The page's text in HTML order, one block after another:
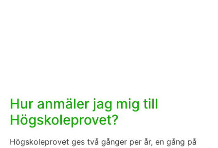
Hur anmäler jag mig till
Högskoleprovet?
Högskoleprovet ges två gånger per år, en gång på